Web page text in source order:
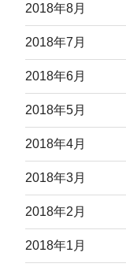
2018年8月
2018年7月
2018年6月
2018年5月
2018年4月
2018年3月
2018年2月
2018年1月